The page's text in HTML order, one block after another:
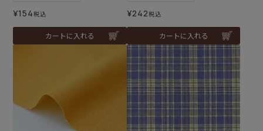
¥154税込
カートに入れる
¥242税込
カートに入れる